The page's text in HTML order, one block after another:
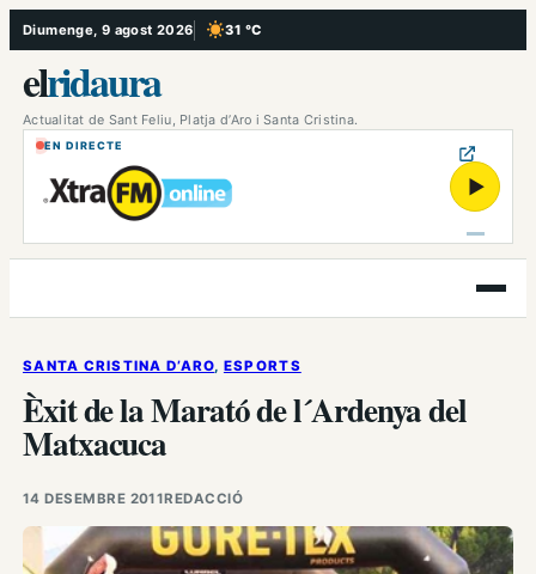
Vés
al
contingut
Diumenge, 9 agost 2026 31 °C
, Cel serè
elridaura
Actualitat de Sant Feliu, Platja d’Aro i Santa Cristina.
EN DIRECTE
▶
Obre
el
SANTA CRISTINA D’ARO, ESPORTS
Èxit de la Marató de l´Ardenya del
Matxacuca
14 DESEMBRE 2011REDACCIÓ